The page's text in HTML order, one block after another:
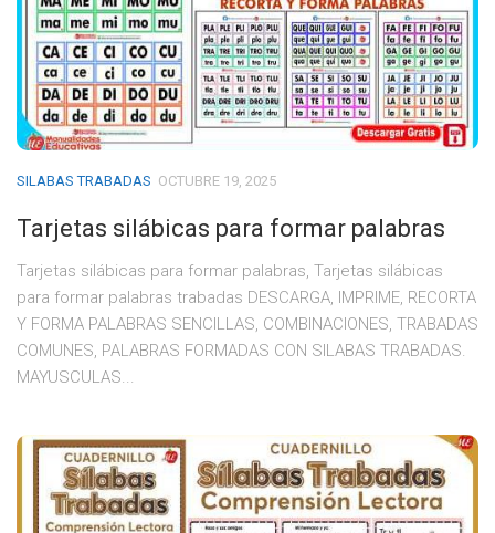
SILABAS TRABADAS OCTUBRE 19, 2025
Tarjetas silábicas para formar palabras
Tarjetas silábicas para formar palabras, Tarjetas silábicas
para formar palabras trabadas DESCARGA, IMPRIME, RECORTA
Y FORMA PALABRAS SENCILLAS, COMBINACIONES, TRABADAS
COMUNES, PALABRAS FORMADAS CON SILABAS TRABADAS.
MAYUSCULAS...